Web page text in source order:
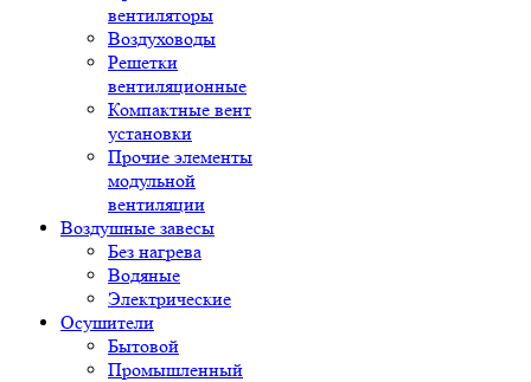
вентиляторы
Воздуховоды
Решетки
вентиляционные
Компактные вент
установки
Прочие элементы
модульной
вентиляции
Воздушные завесы
Без нагрева
Водяные
Электрические
Осушители
Бытовой
Промышленный